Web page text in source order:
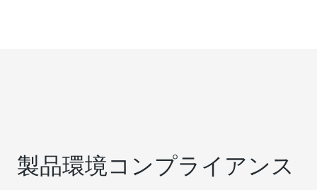
製品環境コンプライアンス